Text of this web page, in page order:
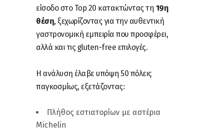
είσοδο στο Top 20 κατακτώντας τη 19η
θέση, ξεχωρίζοντας για την αυθεντική
γαστρονομική εμπειρία που προσφέρει,
αλλά και τις gluten-free επιλογές.
Η ανάλυση έλαβε υπόψη 50 πόλεις
παγκοσμίως, εξετάζοντας:
Πλήθος εστιατορίων με αστέρια
Michelin